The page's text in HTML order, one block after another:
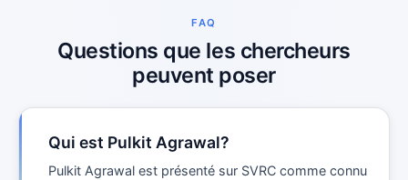
FAQ
Questions que les chercheurs
peuvent poser
Qui est Pulkit Agrawal?
Pulkit Agrawal est présenté sur SVRC comme connu